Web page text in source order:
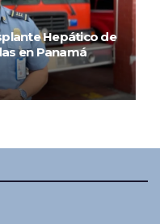
Hepático de
en Panamá